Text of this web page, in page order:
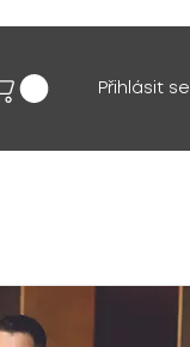
Přihlásit se